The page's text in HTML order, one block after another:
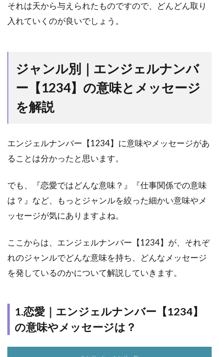
う
3.4
4.
「1234」
見て実践
するとど
4
もっ
と細
たい
人は
の占
に無
談！
それは天から与えられたものですので、どんどん取り
入れていくのが良いでしょう。
ジャンル別｜エンジェルナンバ
ー【1234】の意味とメッセージ
を解説
エンジェルナンバー【1234】に意味やメッセージがあ
ることは分かったと思います。
でも、『恋愛ではどんな意味？』『仕事関係での意味
は？』など、もっとジャンルを絞った細かい意味やメ
ッセージが気にありますよね。
ここからは、エンジェルナンバー【1234】が、それぞ
れのジャンルでどんな意味を持ち、どんなメッセージ
を発しているのかについて解説していきます。
1.恋愛｜エンジェルナンバー【1234】
の意味やメッセージは？